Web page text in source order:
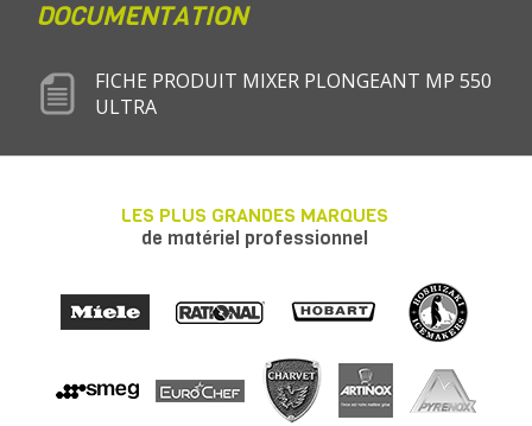
DOCUMENTATION
FICHE PRODUIT MIXER PLONGEANT MP 550
ULTRA
LES PLUS GRANDES MARQUES
de matériel professionnel